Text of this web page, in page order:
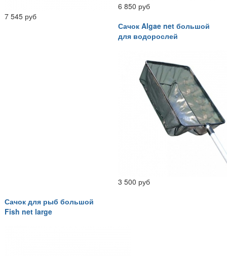
7 545 руб
6 850 руб
Сачок Algae net большой
для водорослей
3 500 руб
Сачок для рыб большой
Fish net large